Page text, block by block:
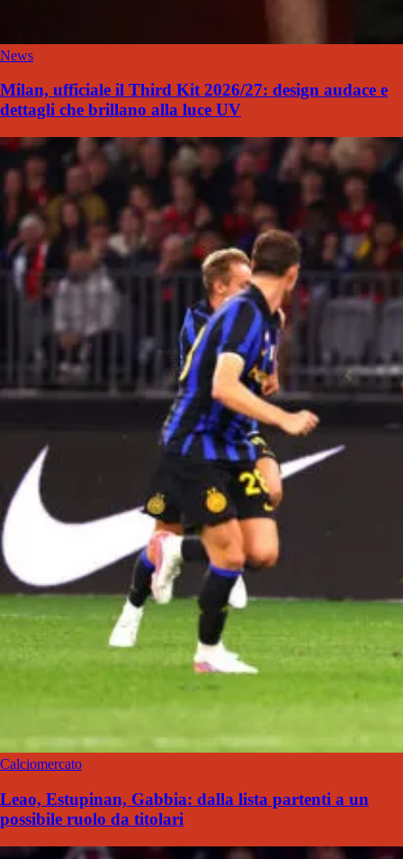
News
Milan, ufficiale il Third Kit 2026/27: design audace e
dettagli che brillano alla luce UV
Calciomercato
Leao, Estupinan, Gabbia: dalla lista partenti a un
possibile ruolo da titolari